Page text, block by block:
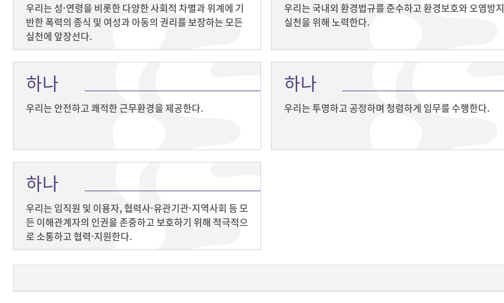
우리는 성·연령을 비롯한 다양한 사회적 차별과 위계에 기
반한 폭력의 종식 및 여성과 아동의 권리를 보장하는 모든
실천에 앞장선다.
우리는 국내외 환경법규를 준수하고 환경보호와 오염방지
실천을 위해 노력한다.
하나
우리는 안전하고 쾌적한 근무환경을 제공한다.
하나
우리는 투명하고 공정하며 청렴하게 임무를 수행한다.
하나
우리는 임직원 및 이용자, 협력사·유관기관·지역사회 등 모
든 이해관계자의 인권을 존중하고 보호하기 위해 적극적으
로 소통하고 협력·지원한다.